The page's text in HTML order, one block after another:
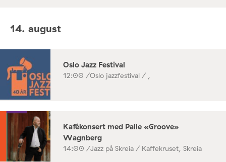
14. august
Oslo Jazz Festival
12:00 /Oslo jazzfestival / ,
Kafékonsert med Palle «Groove»
Wagnberg
14:00 /Jazz på Skreia / Kaffekruset, Skreia